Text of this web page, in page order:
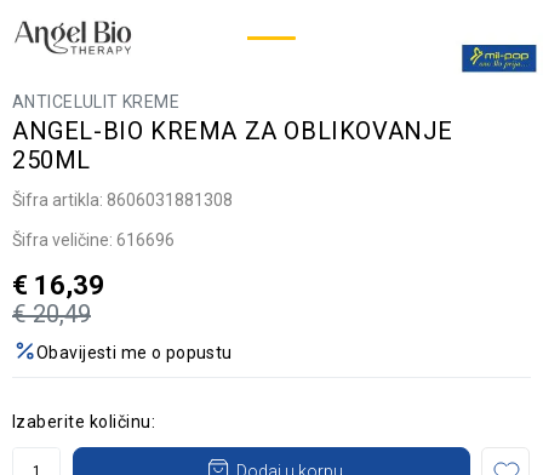
ANTICELULIT KREME
ANGEL-BIO KREMA ZA OBLIKOVANJE
250ML
Šifra artikla: 8606031881308
Šifra veličine: 616696
€ 20,49
€ 16,39
Obavijesti me o popustu
Izaberite količinu: